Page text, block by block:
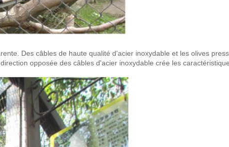
Des câbles de haute qualité d'acier inoxydable et les olives
opposée des câbles d'acier inoxydable crée les